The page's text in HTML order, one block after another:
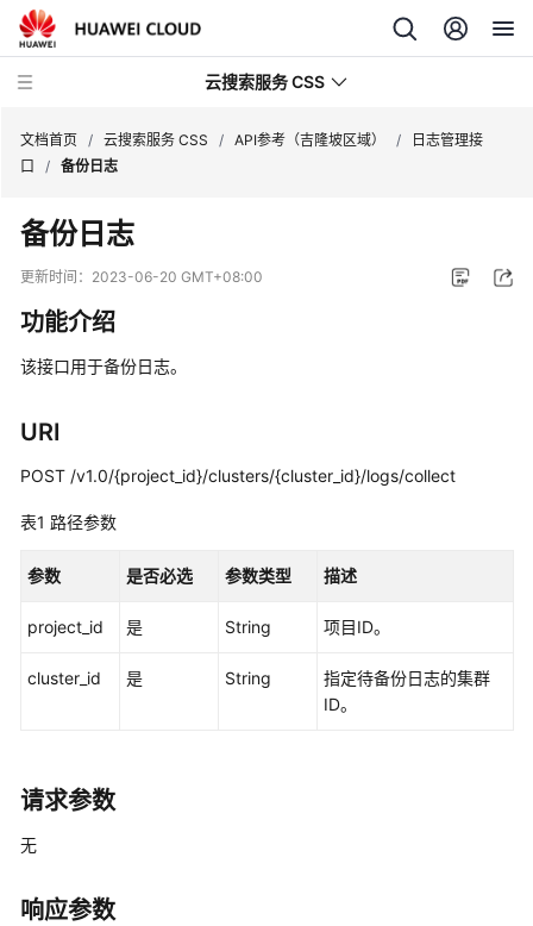
云搜索服务 CSS
最
动
态
务
告
品
绍
计
快
文档首页 / 云搜索服务 CSS / API参考（吉隆坡区域） /
日志管理接
口
/ 备份日志
备份日志
更新时间： 2023-06-20 GMT+08:00
功能介绍
该接口用于备份日志。
URI
POST /v1.0/{project_id}/clusters/{cluster_id}/logs/collect
表1 路径参数
参数 是否必选 参数类型 描述
project_id 是 String 项目ID。
cluster_id 是 String
指定待备份日志的集群
ID。
请求参数
无
响应参数